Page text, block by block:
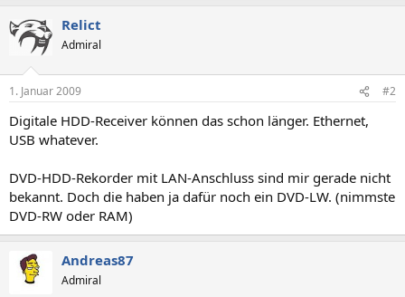
Relict
Admiral
1. Januar 2009 #2
Digitale HDD-Receiver können das schon länger. Ethernet,
USB whatever.
DVD-HDD-Rekorder mit LAN-Anschluss sind mir gerade nicht
bekannt. Doch die haben ja dafür noch ein DVD-LW. (nimmste
DVD-RW oder RAM)
Andreas87
Admiral